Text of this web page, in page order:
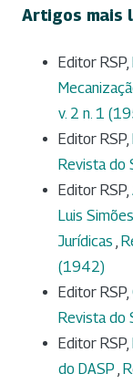
Artigos mais
Editor RSP,
v. 2 n. 1
Editor RSP,
Revista do
Editor RSP,
Luis
Jurídicas
(1942)
Editor RSP,
Revista do
Editor RSP,
do DASP